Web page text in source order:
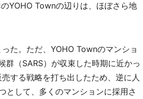
YOHO Townの辺りは、ほぼさら地
た。ただ、YOHO Townのマンショ
（SARS）が収束した時期に近かっ
する戦略を打ち出したため、逆に人
として、多くのマンションに採用さ